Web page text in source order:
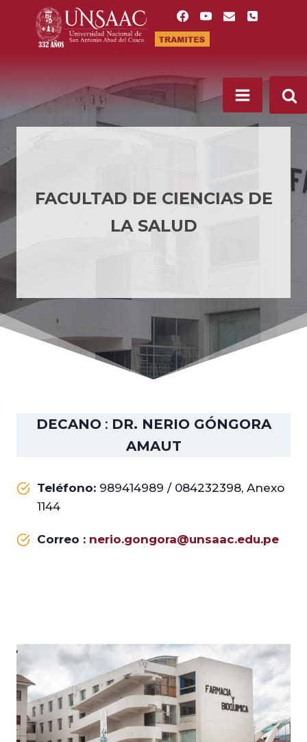
contenido
FACULTAD DE CIENCIAS DE
LA SALUD
DECANO : DR. NERIO GÓNGORA
AMAUT
Teléfono: 989414989 / 084232398, Anexo
1144
Correo : nerio.gongora@unsaac.edu.pe